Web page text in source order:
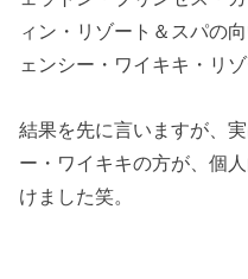
ィン・リゾート＆スパの
ェンシー・ワイキキ・リ
結果を先に言いますが、
ー・ワイキキの方が、個
けました笑。